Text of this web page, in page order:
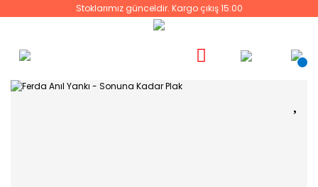
Stoklarımız günceldir. Kargo çıkış 15:00